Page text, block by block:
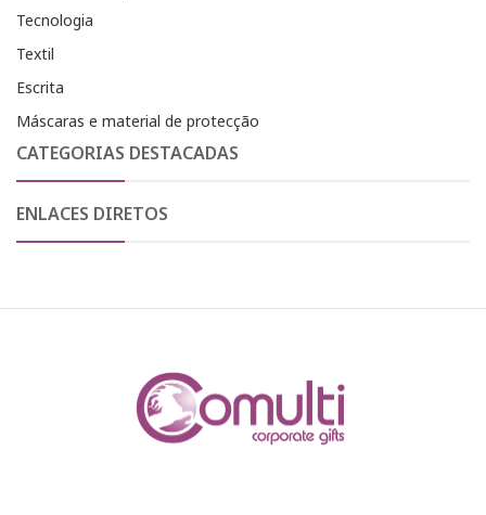
Tecnologia
Textil
Escrita
Máscaras e material de protecção
CATEGORIAS DESTACADAS
ENLACES DIRETOS